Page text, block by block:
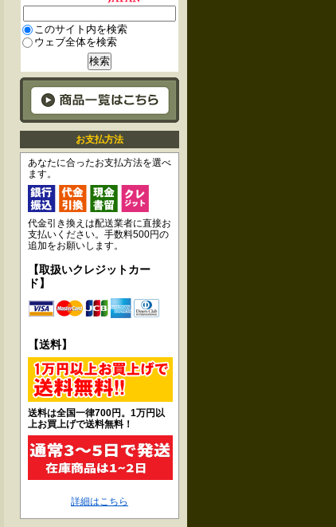
このサイト内を検索
ウェブ全体を検索
お支払方法
あなたに合ったお支払方法を選べ
ます。
代金引き換えは配送業者に直接お
支払いください。手数料500円の
追加をお願いします。
【取扱いクレジットカー
ド】
【送料】
送料は全国一律700円。1万円以
上お買上げで送料無料！
詳細はこちら